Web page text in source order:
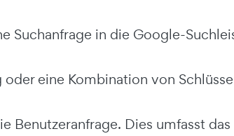
Suchanfrage in die Google-
eine Kombination von
Benutzeranfrage. Dies umfasst